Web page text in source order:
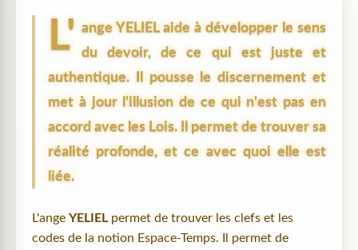
L' ange YELIELaide à développer le sens
du devoir, de ce qui est juste et
authentique. Il pousse le discernement et
met à jour l'illusion de ce qui n'est pas en
accord avec les Lois. Il permet de trouver sa
réalité profonde, et ce avec quoi elle est
liée.
L'ange YELIEL permet de trouver les clefs et les
codes de la notion Espace-Temps. Il permet de